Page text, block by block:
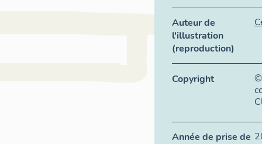
Auteur de
l'illustration
(reproduction)
Copyright
Année de prise de